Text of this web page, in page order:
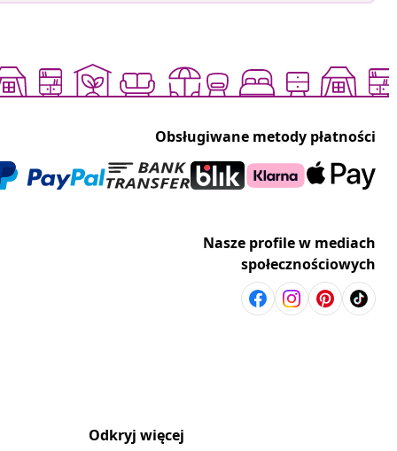
Obsługiwane metody płatności
Nasze profile w mediach
społecznościowych
Odkryj więcej